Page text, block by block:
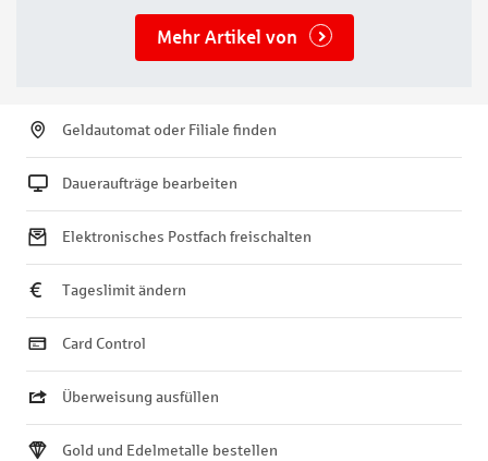
Mehr Artikel von
Geldautomat oder Filiale finden
Daueraufträge bearbeiten
Elektronisches Postfach freischalten
Tageslimit ändern
Card Control
Überweisung ausfüllen
Gold und Edelmetalle bestellen